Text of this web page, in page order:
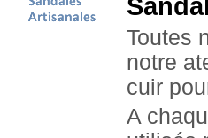
Toutes
notre
cuir
A